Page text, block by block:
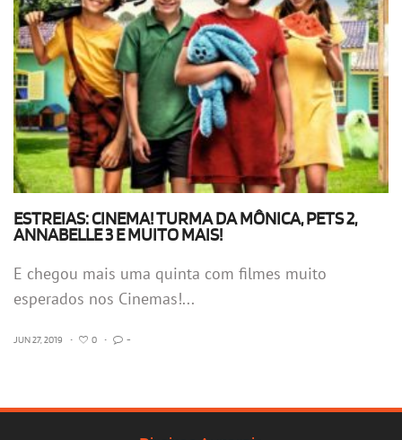
ESTREIAS: CINEMA! TURMA DA MÔNICA, PETS 2,
ANNABELLE 3 E MUITO MAIS!
E chegou mais uma quinta com filmes muito
esperados nos Cinemas!...
JUN 27, 2019 • 0 • -